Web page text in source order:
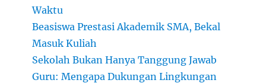
Waktu
Beasiswa Prestasi Akademik SMA, Bekal
Masuk Kuliah
Sekolah Bukan Hanya Tanggung Jawab
Guru: Mengapa Dukungan Lingkungan